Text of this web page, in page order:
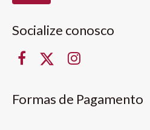
Socialize conosco
Formas de Pagamento